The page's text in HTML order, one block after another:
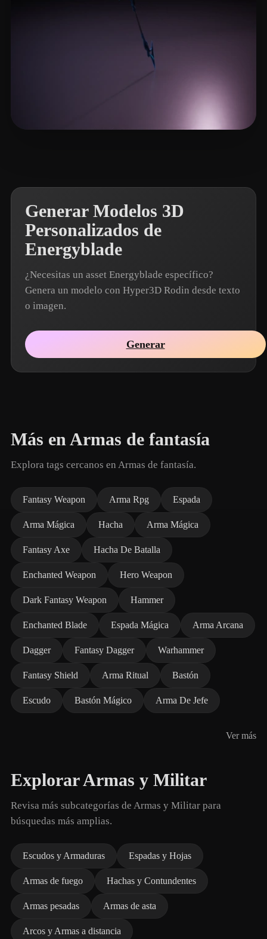
Generar Modelos 3D
Personalizados de
Energyblade
¿Necesitas un asset Energyblade específico?
Genera un modelo con Hyper3D Rodin desde texto
o imagen.
Generar
Más en Armas de fantasía
Explora tags cercanos en Armas de fantasía.
Fantasy Weapon Arma Rpg Espada
Arma Mágica Hacha Arma Mágica
Fantasy Axe Hacha De Batalla
Enchanted Weapon Hero Weapon
Dark Fantasy Weapon Hammer
Enchanted Blade Espada Mágica Arma Arcana
Dagger Fantasy Dagger Warhammer
Fantasy Shield Arma Ritual Bastón
Escudo Bastón Mágico Arma De Jefe
Ver más
Explorar Armas y Militar
Revisa más subcategorías de Armas y Militar para
búsquedas más amplias.
Escudos y Armaduras Espadas y Hojas
Armas de fuego Hachas y Contundentes
Armas pesadas Armas de asta
Arcos y Armas a distancia